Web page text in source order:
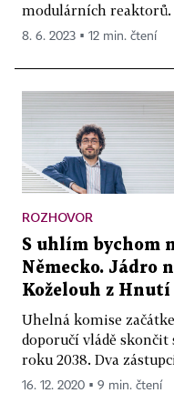
modulárních reaktorů.
8. 6. 2023 ▪ 12 min. čtení
ROZHOVOR
S uhlím bychom
Německo. Jádro
Koželouh z Hnutí
Uhelná komise
doporučí vládě skončit
roku 2038. Dva
16. 12. 2020 ▪ 9 min. čtení